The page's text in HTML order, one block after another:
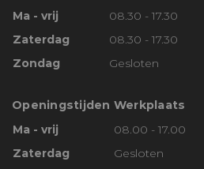
Ma - vrij
08.30 - 17.30
Zaterdag
08.30 - 17.30
Zondag
Gesloten
Openingstijden Werkplaats
Ma - vrij
08.00 - 17.00
Zaterdag
Gesloten